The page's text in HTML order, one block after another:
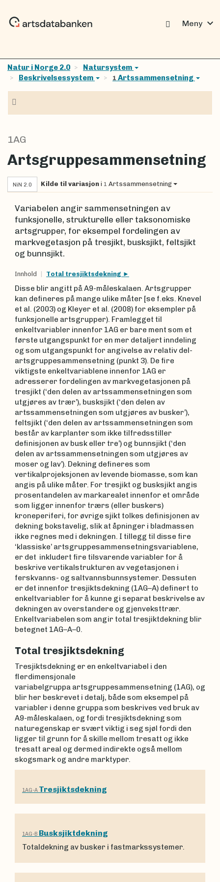
Meny expand_more
Natur i Norge 2.0
Natursystem
Beskrivelsessystem
1 Artssammensetning
1AG
Artsgruppesammensetning
NiN 2.0 Kilde til variasjon i 1 Artssammensetning
Variabelen angir sammensetningen av
funksjonelle, strukturelle eller taksonomiske
artsgrupper, for eksempel fordelingen av
markvegetasjon på tresjikt, busksjikt, feltsjikt
og bunnsjikt.
Innhold Total tresjiktsdekning
Disse blir angitt på A9-måleskalaen. Artsgrupper
kan defineres på mange ulike måter [se f.eks. Knevel
et al. (2003) og Kleyer et al. (2008) for eksempler på
funksjonelle artsgrupper). Framlegget til
enkeltvariabler innenfor 1AG er bare ment som et
første utgangspunkt for en mer detaljert inndeling
og som utgangspunkt for angivelse av relativ del-
artsgruppesammensetning (punkt 3). De fire
viktigste enkeltvariablene innenfor 1AG er
adresserer fordelingen av markvegetasjonen på
tresjikt (‘den delen av artssammensetningen som
utgjøres av trær’), busksjikt (‘den delen av
artssammensetningen som utgjøres av busker’),
feltsjikt (‘den delen av artssammensetningen som
består av karplanter som ikke tilfredsstiller
definisjonen av busk eller tre’) og bunnsjikt (‘den
delen av artssammensetningen som utgjøres av
moser og lav’). Dekning defineres som
vertikalprojeksjonen av levende biomasse, som kan
angis på ulike måter. For tresjikt og busksjikt angis
prosentandelen av markarealet innenfor et område
som ligger innenfor trærs (eller buskers)
kroneperiferi, for øvrige sjikt tolkes definisjonen av
dekning bokstavelig, slik at åpninger i bladmassen
ikke regnes med i dekningen. I tillegg til disse fire
‘klassiske’ artsgruppesammensetningsvariablene,
er det inkludert fire tilsvarende variabler for å
beskrive vertikalstrukturen av vegetasjonen i
ferskvanns- og saltvannsbunnsystemer. Dessuten
er det innenfor tresjiktsdekning (1AG–A) definert to
enkeltvariabler for å kunne gi separat beskrivelse av
dekningen av overstandere og gjenveksttrær.
Enkeltvariabelen som angir total tresjiktdekning blir
betegnet 1AG–A–0.
Total tresjiktsdekning
Tresjiktsdekning er en enkeltvariabel i den
flerdimensjonale
variabelgruppa artsgruppesammensetning (1AG), og
blir her beskrevet i detalj, både som eksempel på
variabler i denne gruppa som beskrives ved bruk av
A9-måleskalaen, og fordi tresjiktsdekning som
naturegenskap er svært viktig i seg sjøl fordi den
ligger til grunn for å skille mellom tresatt og ikke
tresatt areal og dermed indirekte også mellom
skogsmark og andre marktyper.
1AG-A Tresjiktsdekning
1AG-B Busksjiktdekning
Totaldekning av busker i fastmarkssystemer.